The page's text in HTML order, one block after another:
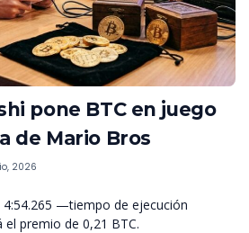
pone BTC en juego
de Mario Bros
2026
4:54.265 —tiempo de ejecución
premio de 0,21 BTC.